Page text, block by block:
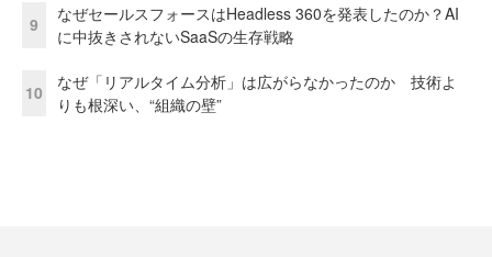
9
なぜセールスフォースはHeadless 360を発表したのか？AI
に中抜きされないSaaSの生存戦略
10
なぜ「リアルタイム分析」は広がらなかったのか 技術よ
りも根深い、“組織の壁”